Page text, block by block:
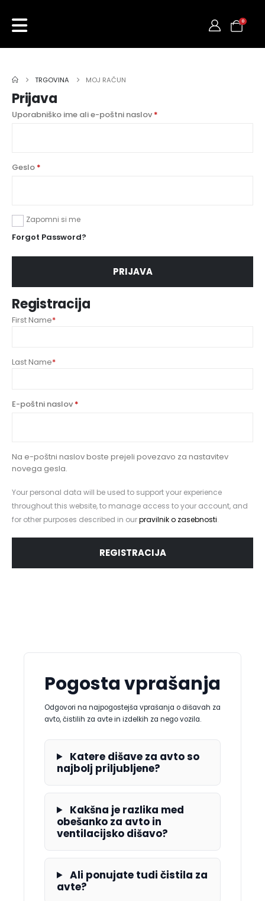
0
TRGOVINA MOJ RAČUN
Prijava
Uporabniško ime ali e-poštni naslov *
Geslo *
Zapomni si me
Forgot Password?
PRIJAVA
Registracija
First Name*
Last Name*
E-poštni naslov *
Na e-poštni naslov boste prejeli povezavo za nastavitev
novega gesla.
Your personal data will be used to support your experience
throughout this website, to manage access to your account, and
for other purposes described in ourpravilnik o zasebnosti.
REGISTRACIJA
Pogosta vprašanja
Odgovori na najpogostejša vprašanja o dišavah za
avto, čistilih za avte in izdelkih za nego vozila.
Katere dišave za avto so
najbolj priljubljene?
Kakšna je razlika med
obešanko za avto in
ventilacijsko dišavo?
Ali ponujate tudi čistila za
avte?